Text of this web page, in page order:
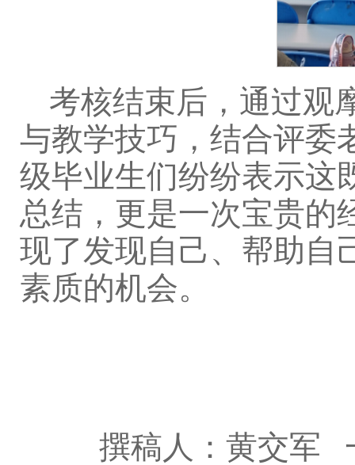
考核结束后，通过观
与教学技巧，结合评委
级毕业生们纷纷表示这
总结，更是一次宝贵的
现了发现自己、帮助自
素质的机会。
撰稿人：黄交军